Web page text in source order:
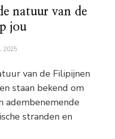
natuur van de
jou
2025
van de Filipijnen
staan bekend om
adembenemende
stranden en